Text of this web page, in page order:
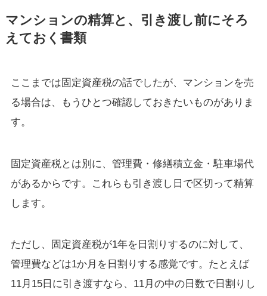
マンションの精算と、引き渡し前にそろ
えておく書類
ここまでは固定資産税の話でしたが、マンションを売
る場合は、もうひとつ確認しておきたいものがありま
す。
固定資産税とは別に、管理費・修繕積立金・駐車場代
があるからです。これらも引き渡し日で区切って精算
します。
ただし、固定資産税が1年を日割りするのに対して、
管理費などは1か月を日割りする感覚です。たとえば
11月15日に引き渡すなら、11月の中の日数で日割りし